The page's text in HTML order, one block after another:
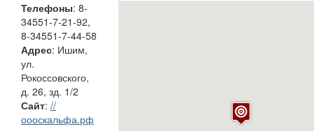
Телефоны: 8-
34551-7-21-92,
8-34551-7-44-58
Адрес: Ишим,
ул.
Рокоссовского,
д. 26, зд. 1/2
Сайт: //
оооскальфа.рф